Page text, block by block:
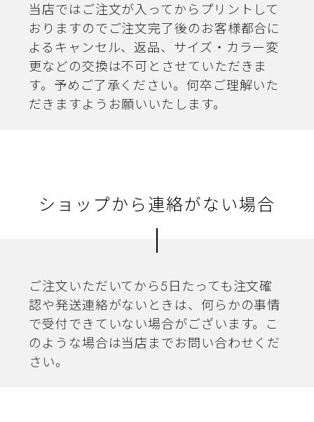
当店ではご注文が入ってからプリントして
おりますのでご注文完了後のお客様都合に
よるキャンセル、返品、サイズ・カラー変
更などの交換は不可とさせていただきま
す。予めご了承ください。何卒ご理解いた
だきますようお願いいたします。
ショップから連絡がない場合
ご注文いただいてから5日たっても注文確
認や発送連絡がないときは、何らかの事情
で受付できていない場合がございます。こ
のような場合は当店までお問い合わせくだ
さい。